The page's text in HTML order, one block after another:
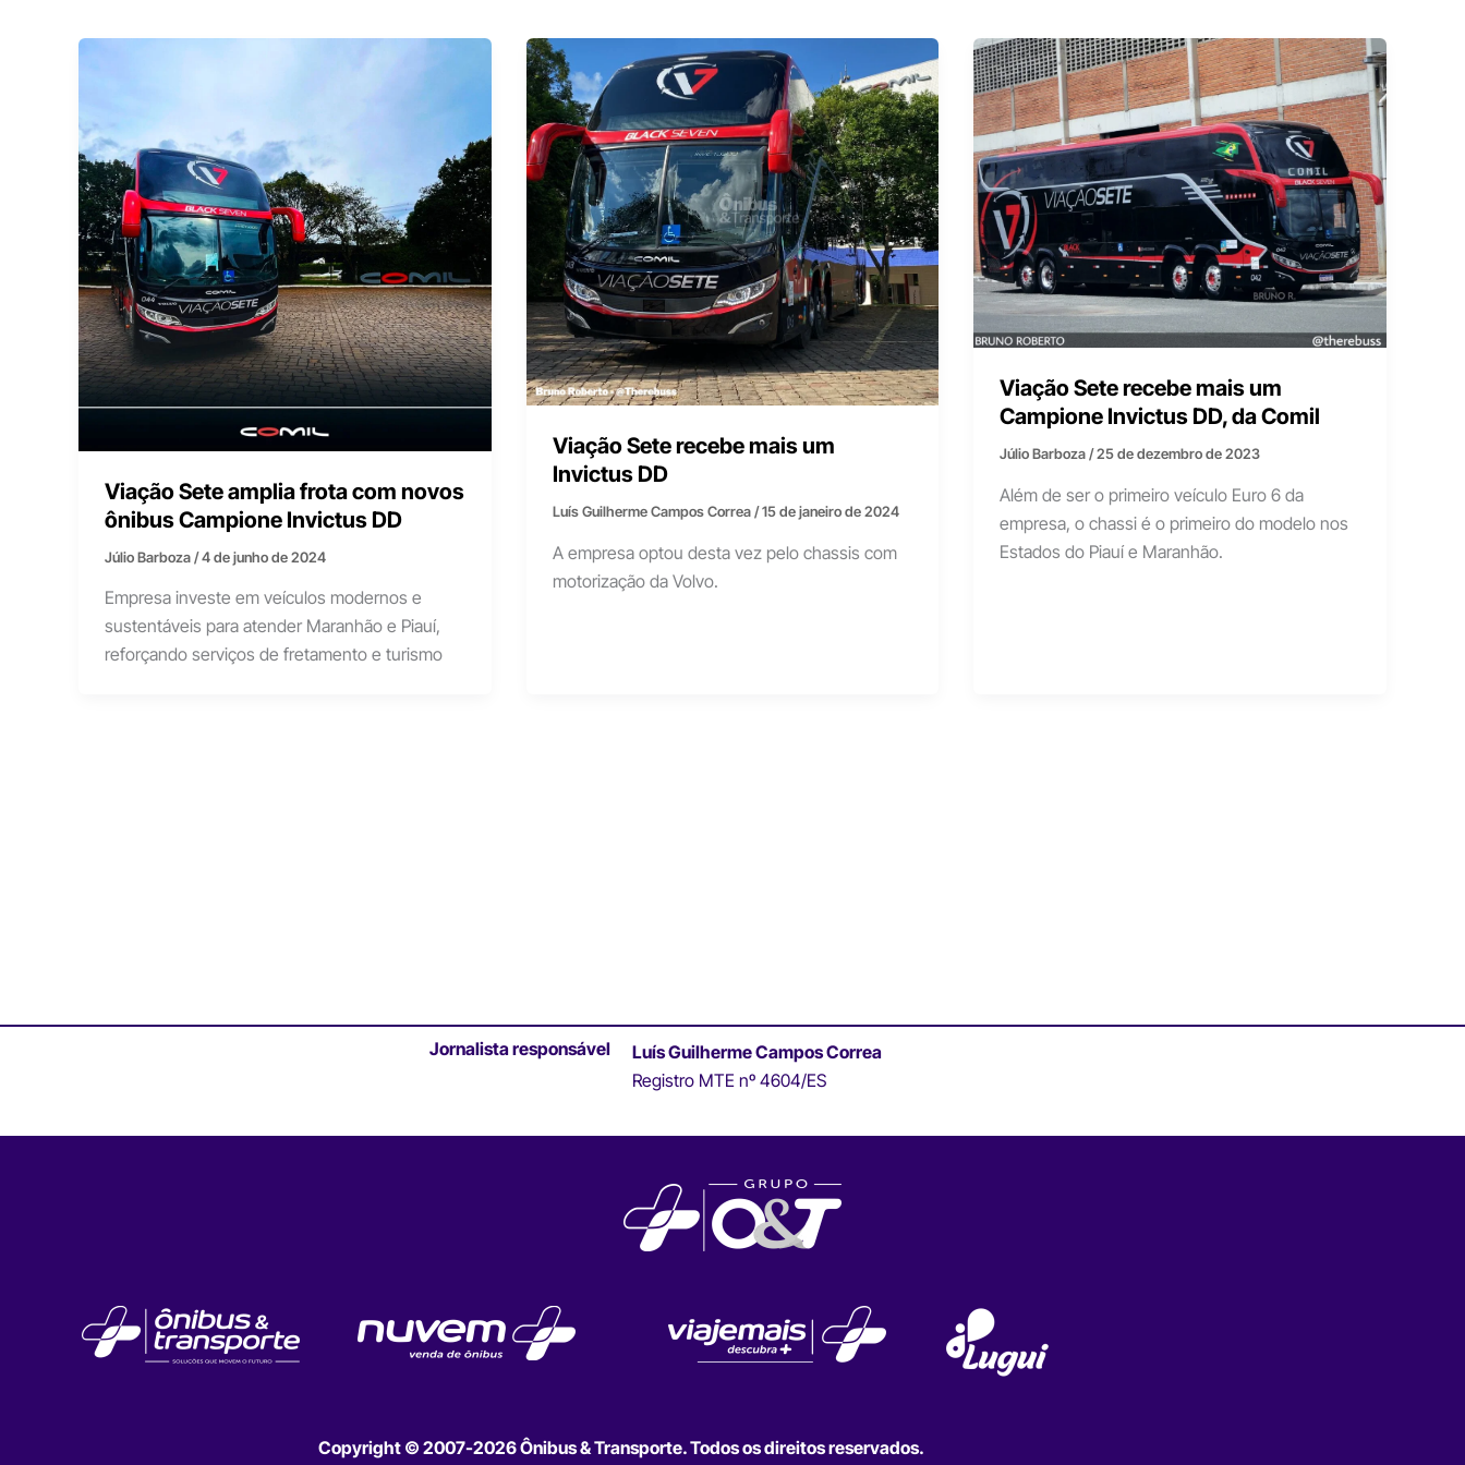
Viação Sete amplia frota com novos
ônibus Campione Invictus DD
Júlio Barboza/4 de junho de 2024
Empresa investe em veículos modernos e
sustentáveis para atender Maranhão e Piauí,
reforçando serviços de fretamento e turismo
Viação Sete recebe mais um
Invictus DD
Luís Guilherme Campos Correa/15 de janeiro de 2024
A empresa optou desta vez pelo chassis com
motorização da Volvo.
Viação Sete recebe mais um
Campione Invictus DD, da Comil
Júlio Barboza/25 de dezembro de 2023
Além de ser o primeiro veículo Euro 6 da
empresa, o chassi é o primeiro do modelo nos
Estados do Piauí e Maranhão.
Jornalista responsável
Luís Guilherme Campos Correa
Registro MTE nº 4604/ES
Copyright © 2007-2026 Ônibus & Transporte. Todos os direitos reservados.